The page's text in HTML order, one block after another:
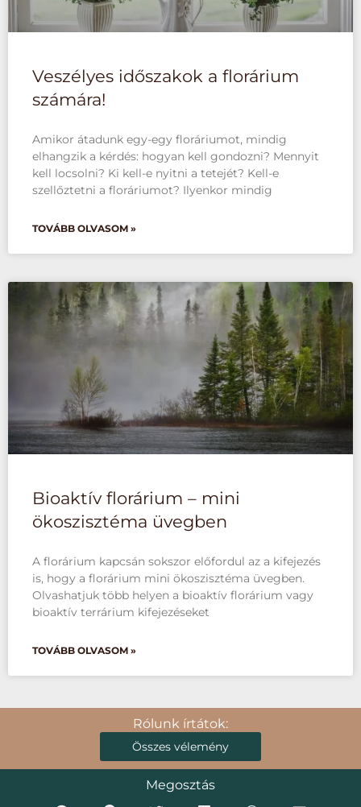
Veszélyes időszakok a florárium
számára!
Amikor átadunk egy-egy floráriumot, mindig
elhangzik a kérdés: hogyan kell gondozni? Mennyit
kell locsolni? Ki kell-e nyitni a tetejét? Kell-e
szellőztetni a floráriumot? Ilyenkor mindig
TOVÁBB OLVASOM »
Bioaktív florárium – mini
ökoszisztéma üvegben
A florárium kapcsán sokszor előfordul az a kifejezés
is, hogy a florárium mini ökoszisztéma üvegben.
Olvashatjuk több helyen a bioaktív florárium vagy
bioaktív terrárium kifejezéseket
TOVÁBB OLVASOM »
Rólunk írtátok:
Összes vélemény
Megosztás